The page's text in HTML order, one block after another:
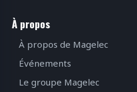
À propos
À propos de Magelec
Événements
Le groupe Magelec